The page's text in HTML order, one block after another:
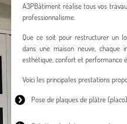
A3PBâtiment réalise tous vos
professionnalisme.
Que ce soit pour restructurer un
dans une maison neuve, chaque
esthétique, confort et performance
Voici les principales prestations
Pose de plaques de plâtre(placo)